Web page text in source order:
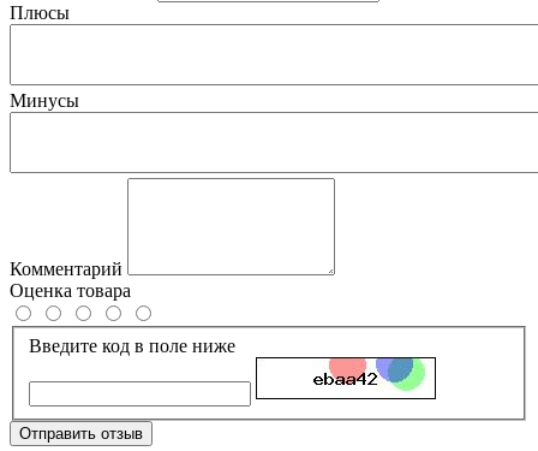
Плюсы
Минусы
Комментарий
Оценка товара
Введите код в поле ниже
Отправить отзыв